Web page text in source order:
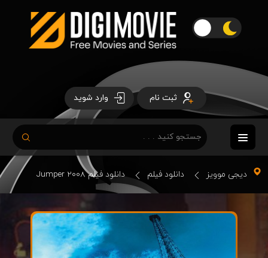
ثبت نام وارد شوید
دیجی موویز دانلود فیلم دانلود فیلم Jumper 2008